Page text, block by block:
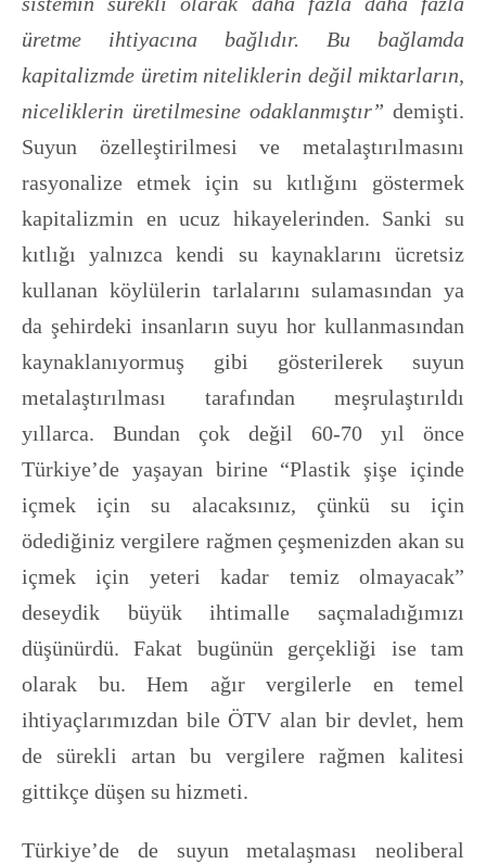
üretme ihtiyacına bağlıdır. Bu bağlamda
kapitalizmde üretim niteliklerin değil miktarların,
niceliklerin üretilmesine odaklanmıştır” demişti.
Suyun özelleştirilmesi ve metalaştırılmasını
rasyonalize etmek için su kıtlığını göstermek
kapitalizmin en ucuz hikayelerinden. Sanki su
kıtlığı yalnızca kendi su kaynaklarını ücretsiz
kullanan köylülerin tarlalarını sulamasından ya
da şehirdeki insanların suyu hor kullanmasından
kaynaklanıyormuş gibi gösterilerek suyun
metalaştırılması tarafından meşrulaştırıldı
yıllarca. Bundan çok değil 60-70 yıl önce
Türkiye’de yaşayan birine “Plastik şişe içinde
içmek için su alacaksınız, çünkü su için
ödediğiniz vergilere rağmen çeşmenizden akan su
içmek için yeteri kadar temiz olmayacak”
deseydik büyük ihtimalle saçmaladığımızı
düşünürdü. Fakat bugünün gerçekliği ise tam
olarak bu. Hem ağır vergilerle en temel
ihtiyaçlarımızdan bile ÖTV alan bir devlet, hem
de sürekli artan bu vergilere rağmen kalitesi
gittikçe düşen su hizmeti.
Türkiye’de de suyun metalaşması neoliberal